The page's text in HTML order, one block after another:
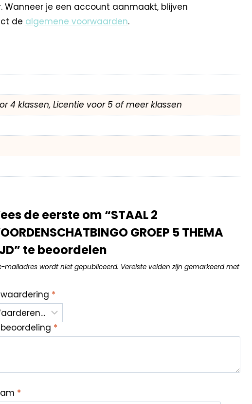
Wanneer je een account aanmaakt, blijven
de algemene voorwaarden.
4 klassen, Licentie voor 5 of meer klassen
de eerste om “STAAL 2
GROEP 5 THEMA
te beoordelen
mailadres wordt niet gepubliceerd. Vereiste velden zijn gemarkeerd met
*
*
*